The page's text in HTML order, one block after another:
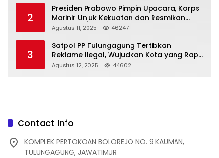
2
Presiden Prabowo Pimpin Upacara, Korps
Marinir Unjuk Kekuatan dan Resmikan
Struktur Baru
Agustus 11, 2025 46247
3
Satpol PP Tulungagung Tertibkan
Reklame Ilegal, Wujudkan Kota yang Rapi
dan Indah
Agustus 12, 2025 44602
Contact Info
KOMPLEK PERTOKOAN BOLOREJO NO. 9 KAUMAN,
TULUNGAGUNG, JAWATIMUR